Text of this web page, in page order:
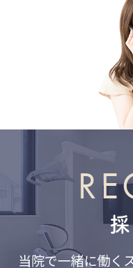
当院で一緒に働く